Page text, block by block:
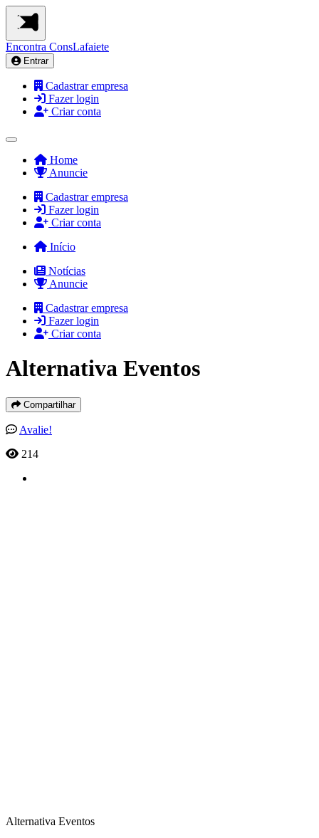
Encontra ConsLafaiete
Entrar
Cadastrar empresa
Fazer login
Criar conta
Home
Anuncie
Cadastrar empresa
Fazer login
Criar conta
Início
Notícias
Anuncie
Cadastrar empresa
Fazer login
Criar conta
Alternativa Eventos
Compartilhar
Avalie!
214
Alternativa Eventos